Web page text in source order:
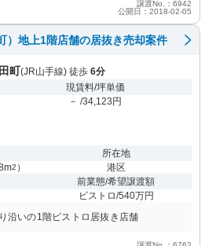
譲渡No.：6942
公開日：2018-02-05
）地上1階店舗の居抜き売却案件
田町(JR山手線) 徒歩 6分
現賃料/坪単価
－ /34,123円
2 ）
所在地
港区
前業態/希望譲渡額
ビストロ/540万円
沿いの1階ビストロ居抜き店舗